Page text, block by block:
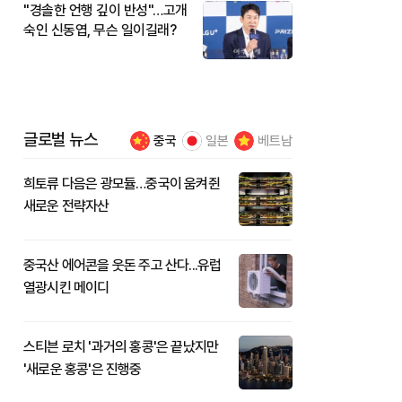
"경솔한 언행 깊이 반성"…고개
숙인 신동엽, 무슨 일이길래?
글로벌 뉴스 중국 일본 베트남
희토류 다음은 광모듈…중국이 움켜쥔
새로운 전략자산
중국산 에어콘을 웃돈 주고 산다...유럽
열광시킨 메이디
스티븐 로치 '과거의 홍콩'은 끝났지만
'새로운 홍콩'은 진행중